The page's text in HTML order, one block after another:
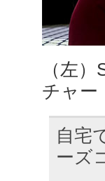
（左
チャー
自宅
ーズ